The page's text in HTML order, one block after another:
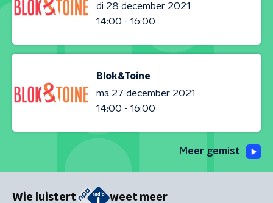
di 28 december 2021
14:00 - 16:00
Blok&Toine
ma 27 december 2021
14:00 - 16:00
Meer gemist
Wie luistert weet meer